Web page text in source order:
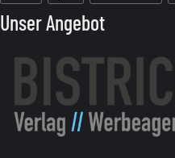
Unser Angebot